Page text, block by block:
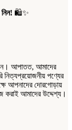
🛍️✨
আপাতত, আমাদের
নিত্যপ্রয়োজনীয় পণ্যের
আপনাদের দোরগোড়ায়
করাই আমাদের উদ্দেশ্য।